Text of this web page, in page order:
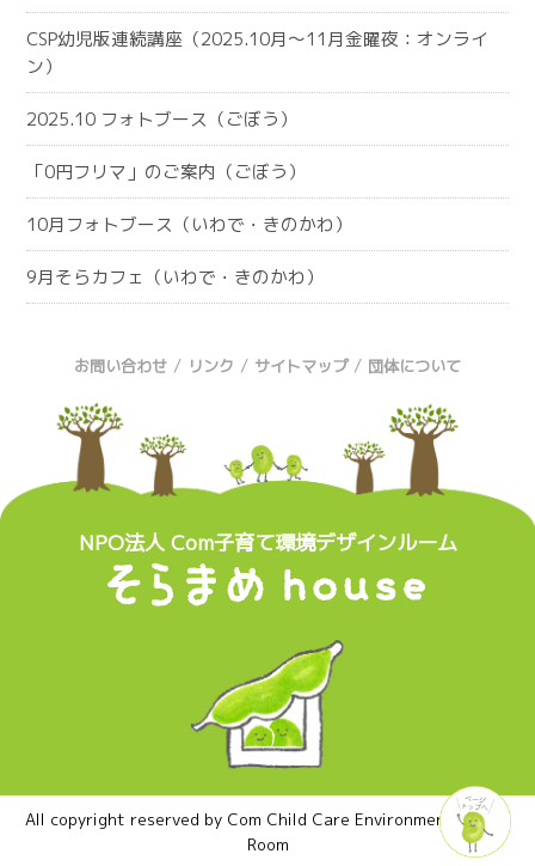
CSP幼児版連続講座（2025.10月～11月金曜夜：オンライ
ン）
2025.10 フォトブース（ごぼう）
「0円フリマ」のご案内（ごぼう）
10月フォトブース（いわで・きのかわ）
9月そらカフェ（いわで・きのかわ）
お問い合わせ / リンク / サイトマップ / 団体について
NPO法人 Com子育て環境デザインルーム
All copyright reserved by Com Child Care Environment Design
Room